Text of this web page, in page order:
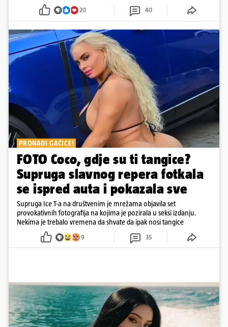
20 40
PRONAĐI GAĆICE!
FOTO Coco, gdje su ti tangice?
Supruga slavnog repera fotkala
se ispred auta i pokazala sve
Supruga Ice T-a na društvenim je mrežama objavila set
provokativnih fotografija na kojima je pozirala u seksi izdanju.
Nekima je trebalo vremena da shvate da ipak nosi tangice
9 35